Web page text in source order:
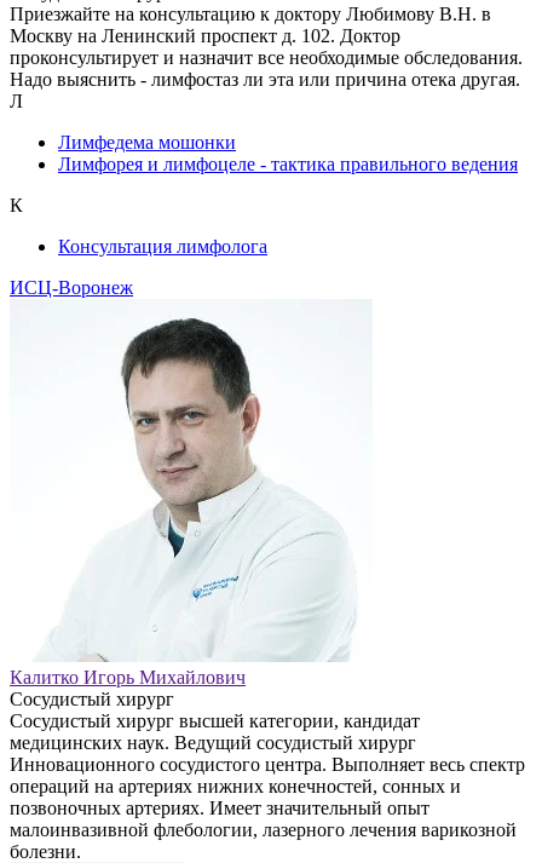
Приезжайте на консультацию к доктору Любимову В.Н. в
Москву на Ленинский проспект д. 102. Доктор
проконсультирует и назначит все необходимые обследования.
Надо выяснить - лимфостаз ли эта или причина отека другая.
Л
Лимфедема мошонки
Лимфорея и лимфоцеле - тактика правильного ведения
К
Консультация лимфолога
ИСЦ-Воронеж
Калитко Игорь Михайлович
Сосудистый хирург
Сосудистый хирург высшей категории, кандидат
медицинских наук. Ведущий сосудистый хирург
Инновационного сосудистого центра. Выполняет весь спектр
операций на артериях нижних конечностей, сонных и
позвоночных артериях. Имеет значительный опыт
малоинвазивной флебологии, лазерного лечения варикозной
болезни.